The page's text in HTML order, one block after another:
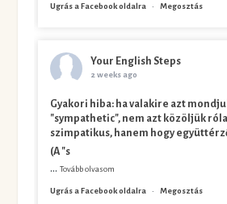
Ugrás a Facebook oldalra · Megosztás
Your English Steps
2 weeks ago
Gyakori hiba: ha valakire azt
"sympathetic", nem azt közöljük
szimpatikus, hanem hogy
(A "s
...Tovább olvasom
Ugrás a Facebook oldalra · Megosztás